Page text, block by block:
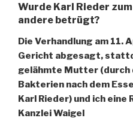
Wurde Karl Rieder
andere betrügt?
Die Verhandlung am 11.
Gericht abgesagt,
gelähmte Mutter (durch
Bakterien nach dem
Karl Rieder) und ich eine
Kanzlei Waigel